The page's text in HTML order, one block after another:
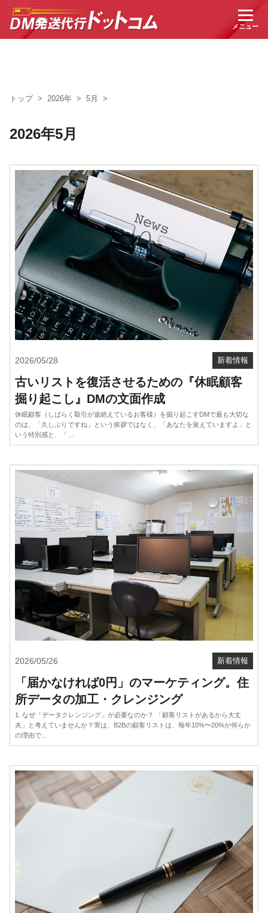
トップ > 2026年 > 5月 >
2026年5月
2026/05/28 新着情報
古いリストを復活させるための『休眠顧客
掘り起こし』DMの文面作成
休眠顧客（しばらく取引が途絶えているお客様）を掘り起こすDMで最も大切な
のは、「久しぶりですね」という挨拶ではなく、「あなたを覚えていますよ」と
いう特別感と、「…
2026/05/26 新着情報
「届かなければ0円」のマーケティング。住
所データの加工・クレンジング
1. なぜ「データクレンジング」が必要なのか？ 「顧客リストがあるから大丈
夫」と考えていませんか？実は、B2Bの顧客リストは、毎年10%〜20%が何らか
の理由で…